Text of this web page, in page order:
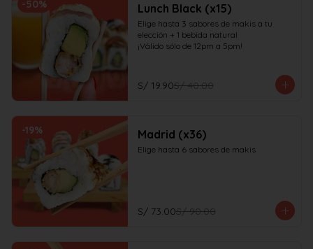
-50% Lunch Black (x15)
Elige hasta 3 sabores de makis a tu
elección + 1 bebida natural
¡Válido sólo de 12pm a 5pm!
S/ 19.90S/ 40.00
-19% Madrid (x36)
Elige hasta 6 sabores de makis
S/ 73.00S/ 90.00